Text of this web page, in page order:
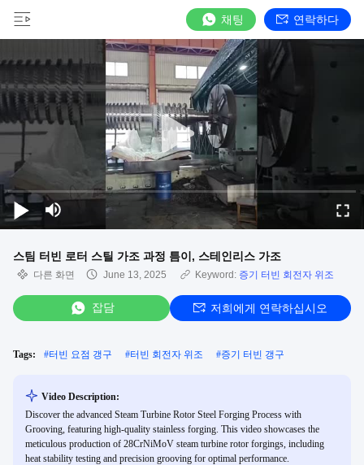
채팅 연락하다
스팀 터빈 로터 스틸 가조 과정 틈이, 스테인리스 가조
다른 화면 June 13, 2025 Keyword: 증기 터빈 회전자 위조
잡담 저희에게 연락하십시오
Tags: #터빈 요점 갱구 #터빈 회전자 위조 #증기 터빈 갱구
Video Description:
Discover the advanced Steam Turbine Rotor Steel Forging Process with
Grooving, featuring high-quality stainless forging. This video showcases the
meticulous production of 28CrNiMoV steam turbine rotor forgings, including
heat stability testing and precision grooving for optimal performance.